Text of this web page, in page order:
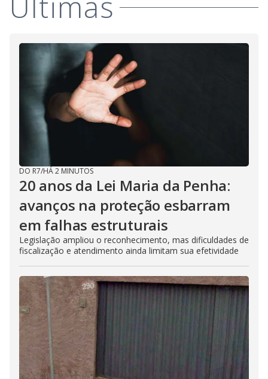
DO R7/HÁ 2 MINUTOS
20 anos da Lei Maria da Penha:
avanços na proteção esbarram
em falhas estruturais
Legislação ampliou o reconhecimento, mas dificuldades de
fiscalização e atendimento ainda limitam sua efetividade